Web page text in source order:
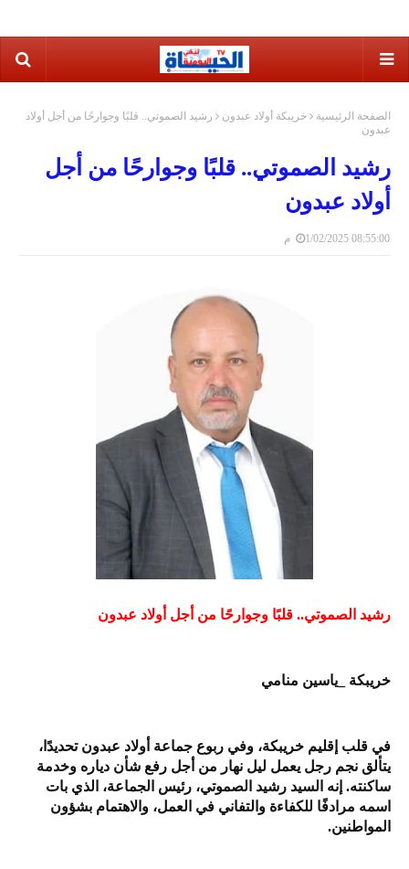
الصفحة الرئيسية خريبكة أولاد عبدون
رشيد الصموتي.. قلبًا وجوارحًا من أجل أولاد
عبدون
رشيد الصموتي.. قلبًا وجوارحًا من أجل
أولاد عبدون
1/02/2025 08:55:00 م
رشيد الصموتي.. قلبًا وجوارحًا من أجل أولاد عبدون
خريبكة _ياسين منامي
في قلب إقليم خريبكة، وفي ربوع جماعة أولاد عبدون تحديدًا،
يتألق نجم رجل يعمل ليل نهار من أجل رفع شأن دياره وخدمة
ساكنته. إنه السيد رشيد الصموتي، رئيس الجماعة، الذي بات
اسمه مرادفًا للكفاءة والتفاني في العمل، والاهتمام بشؤون
المواطنين.